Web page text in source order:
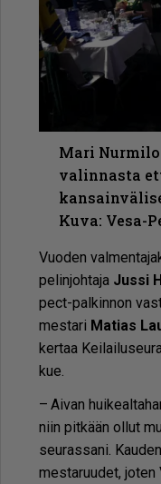
Mari
valinnasta
Kuva: Vesa-
Vuo­den
pe­lin­joh­ta­ja Jus­si
pect-pal­kin­non
mes­ta­ri Ma­ti­as
ker­taa
kue.
– Ai­van
niin pit­kään ol­lut
seu­ras­sa­ni.
mes­ta­ruu­det,